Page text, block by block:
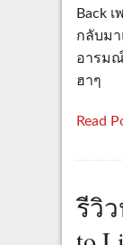
Back
กลับม
อารม
ฮาๆ
Read
รีวิ